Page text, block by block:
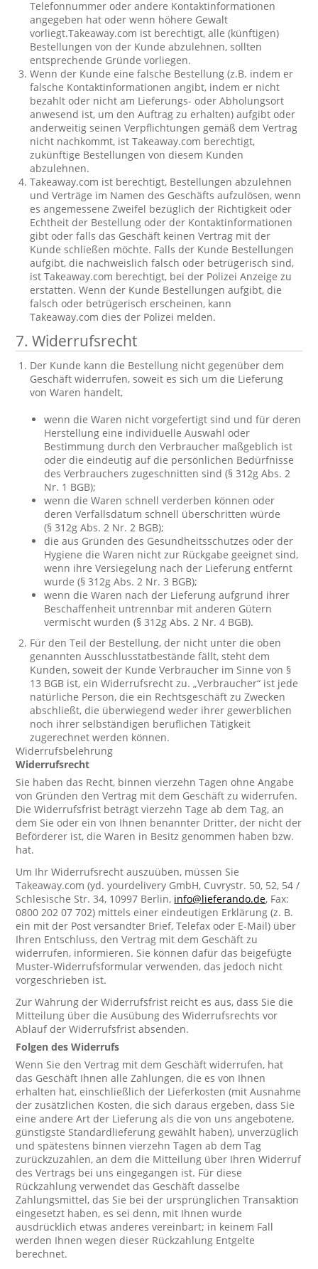
Telefonnummer oder andere Kontaktinformationen
angegeben hat oder wenn höhere Gewalt
vorliegt.Takeaway.com ist berechtigt, alle (künftigen)
Bestellungen von der Kunde abzulehnen, sollten
entsprechende Gründe vorliegen.
Wenn der Kunde eine falsche Bestellung (z.B. indem er
falsche Kontaktinformationen angibt, indem er nicht
bezahlt oder nicht am Lieferungs- oder Abholungsort
anwesend ist, um den Auftrag zu erhalten) aufgibt oder
anderweitig seinen Verpflichtungen gemäß dem Vertrag
nicht nachkommt, ist Takeaway.com berechtigt,
zukünftige Bestellungen von diesem Kunden
abzulehnen.
Takeaway.com ist berechtigt, Bestellungen abzulehnen
und Verträge im Namen des Geschäfts aufzulösen, wenn
es angemessene Zweifel bezüglich der Richtigkeit oder
Echtheit der Bestellung oder der Kontaktinformationen
gibt oder falls das Geschäft keinen Vertrag mit der
Kunde schließen möchte. Falls der Kunde Bestellungen
aufgibt, die nachweislich falsch oder betrügerisch sind,
ist Takeaway.com berechtigt, bei der Polizei Anzeige zu
erstatten. Wenn der Kunde Bestellungen aufgibt, die
falsch oder betrügerisch erscheinen, kann
Takeaway.com dies der Polizei melden.
7. Widerrufsrecht
Der Kunde kann die Bestellung nicht gegenüber dem
Geschäft widerrufen, soweit es sich um die Lieferung
von Waren handelt,
wenn die Waren nicht vorgefertigt sind und für deren
Herstellung eine individuelle Auswahl oder
Bestimmung durch den Verbraucher maßgeblich ist
oder die eindeutig auf die persönlichen Bedürfnisse
des Verbrauchers zugeschnitten sind (§ 312g Abs. 2
Nr. 1 BGB);
wenn die Waren schnell verderben können oder
deren Verfallsdatum schnell überschritten würde
(§ 312g Abs. 2 Nr. 2 BGB);
die aus Gründen des Gesundheitsschutzes oder der
Hygiene die Waren nicht zur Rückgabe geeignet sind,
wenn ihre Versiegelung nach der Lieferung entfernt
wurde (§ 312g Abs. 2 Nr. 3 BGB);
wenn die Waren nach der Lieferung aufgrund ihrer
Beschaffenheit untrennbar mit anderen Gütern
vermischt wurden (§ 312g Abs. 2 Nr. 4 BGB).
Für den Teil der Bestellung, der nicht unter die oben
genannten Ausschlusstatbestände fällt, steht dem
Kunden, soweit der Kunde Verbraucher im Sinne von §
13 BGB ist, ein Widerrufsrecht zu. „Verbraucher“ ist jede
natürliche Person, die ein Rechtsgeschäft zu Zwecken
abschließt, die überwiegend weder ihrer gewerblichen
noch ihrer selbständigen beruflichen Tätigkeit
zugerechnet werden können.
Widerrufsbelehrung
Widerrufsrecht
Sie haben das Recht, binnen vierzehn Tagen ohne Angabe
von Gründen den Vertrag mit dem Geschäft zu widerrufen.
Die Widerrufsfrist beträgt vierzehn Tage ab dem Tag, an
dem Sie oder ein von Ihnen benannter Dritter, der nicht der
Beförderer ist, die Waren in Besitz genommen haben bzw.
hat.
Um Ihr Widerrufsrecht auszuüben, müssen Sie
Takeaway.com (yd. yourdelivery GmbH, Cuvrystr. 50, 52, 54 /
Schlesische Str. 34, 10997 Berlin, info@lieferando.de, Fax:
0800 202 07 702) mittels einer eindeutigen Erklärung (z. B.
ein mit der Post versandter Brief, Telefax oder E-Mail) über
Ihren Entschluss, den Vertrag mit dem Geschäft zu
widerrufen, informieren. Sie können dafür das beigefügte
Muster-Widerrufsformular verwenden, das jedoch nicht
vorgeschrieben ist.
Zur Wahrung der Widerrufsfrist reicht es aus, dass Sie die
Mitteilung über die Ausübung des Widerrufsrechts vor
Ablauf der Widerrufsfrist absenden.
Folgen des Widerrufs
Wenn Sie den Vertrag mit dem Geschäft widerrufen, hat
das Geschäft Ihnen alle Zahlungen, die es von Ihnen
erhalten hat, einschließlich der Lieferkosten (mit Ausnahme
der zusätzlichen Kosten, die sich daraus ergeben, dass Sie
eine andere Art der Lieferung als die von uns angebotene,
günstigste Standardlieferung gewählt haben), unverzüglich
und spätestens binnen vierzehn Tagen ab dem Tag
zurückzuzahlen, an dem die Mitteilung über Ihren Widerruf
des Vertrags bei uns eingegangen ist. Für diese
Rückzahlung verwendet das Geschäft dasselbe
Zahlungsmittel, das Sie bei der ursprünglichen Transaktion
eingesetzt haben, es sei denn, mit Ihnen wurde
ausdrücklich etwas anderes vereinbart; in keinem Fall
werden Ihnen wegen dieser Rückzahlung Entgelte
berechnet.